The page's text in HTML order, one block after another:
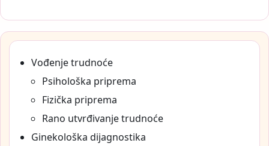
Vođenje trudnoće
Psihološka priprema
Fizička priprema
Rano utvrđivanje trudnoće
Ginekološka dijagnostika